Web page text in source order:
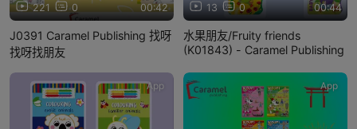
221 0 00:42
J0391 Caramel Publishing 找呀
找呀找朋友
13 0 00:44
水果朋友/Fruity friends
(K01843) - Caramel Publishing
App App